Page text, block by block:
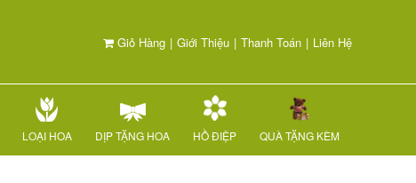
Giỏ Hàng | Giới Thiệu | Thanh Toán | Liên Hệ
LOẠI HOA DỊP TẶNG HOA HỒ ĐIỆP QUÀ TẶNG KÈM